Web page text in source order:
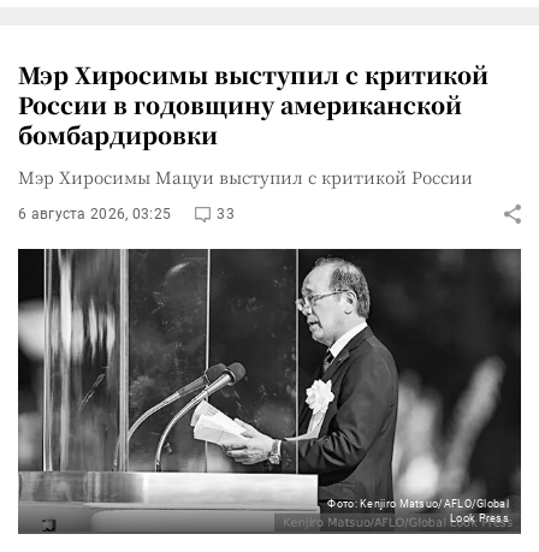
Мэр Хиросимы выступил с критикой
России в годовщину американской
бомбардировки
Мэр Хиросимы Мацуи выступил с критикой России
6 августа 2026, 03:25 33
Фото: Kenjiro Matsuo/AFLO/Global
Look Press